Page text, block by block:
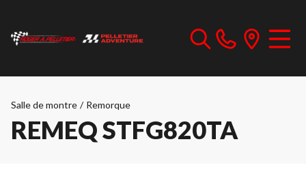
Salle de montre / Remorque
REMEQ STFG820TA